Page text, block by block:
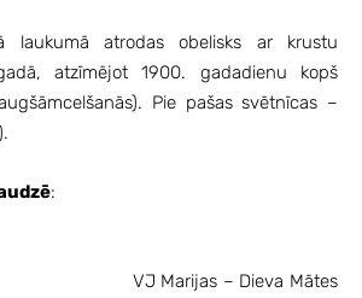
laukumā atrodas obelisks ar krustu
atzīmējot 1900. gadadienu kopš
Pie pašas svētnīcas –
:
– Dieva Mātes